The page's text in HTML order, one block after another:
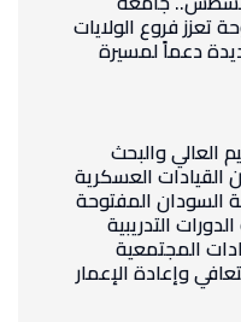
تعزز فروع الولايات
دعماً لمسيرة
العالي والبحث
العسكرية
السودان المفتوحة
التدريبية
المجتمعية
وإعادة الإعمار